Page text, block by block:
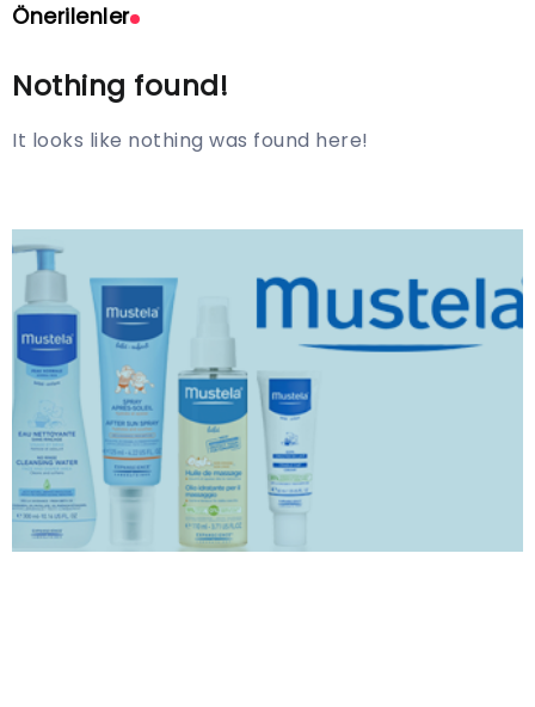
Önerilenler
Nothing found!
It looks like nothing was found here!